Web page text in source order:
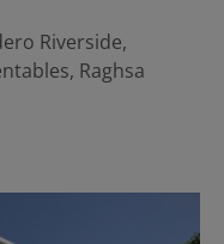
Riverside,
, Raghsa